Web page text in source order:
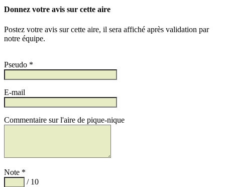
Donnez votre avis sur cette aire
Postez votre avis sur cette aire, il sera affiché après validation par
notre équipe.
Pseudo *
E-mail
Commentaire sur l'aire de pique-nique
Note *
/ 10